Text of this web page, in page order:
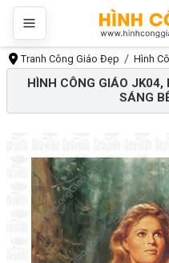
Tranh Công Giáo Đẹp Hình
HÌNH CÔNG GIÁO
SÁNG